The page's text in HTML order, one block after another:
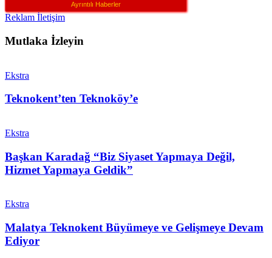
Ayrıntılı Haberler
Reklam İletişim
Mutlaka İzleyin
Ekstra
Teknokent’ten Teknoköy’e
Ekstra
Başkan Karadağ “Biz Siyaset Yapmaya Değil,
Hizmet Yapmaya Geldik”
Ekstra
Malatya Teknokent Büyümeye ve Gelişmeye Devam
Ediyor